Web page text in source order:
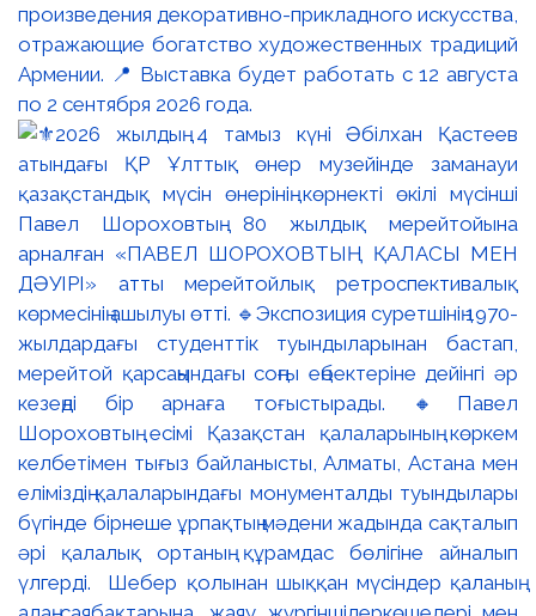
произведения декоративно-прикладного искусства,
отражающие богатство художественных традиций
Армении. 📍 Выставка будет работать с 12 августа
по 2 сентября 2026 года.